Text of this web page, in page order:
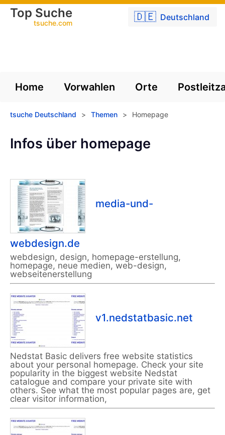
🇩🇪 Deutschland
Top Suche
tsuche.com
Home Vorwahlen Orte
tsuche Deutschland > Themen > Homepage
Infos über homepage
media-und-
webdesign.de
webdesign, design, homepage-erstellung,
homepage, neue medien, web-design,
webseitenerstellung
v1.nedstatbasic.net
Nedstat Basic delivers free website statistics
about your personal homepage. Check your site
popularity in the biggest website Nedstat
catalogue and compare your private site with
others. See what the most popular pages are, get
clear visitor information,